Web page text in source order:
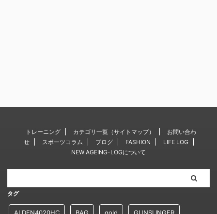
トレーニング カテゴリ一覧（サイトマップ）
お問い合わ
せ
スポーツコラム ブログ FASHION
LIFE LOG
NEW AGEING-LOGについて
タグ